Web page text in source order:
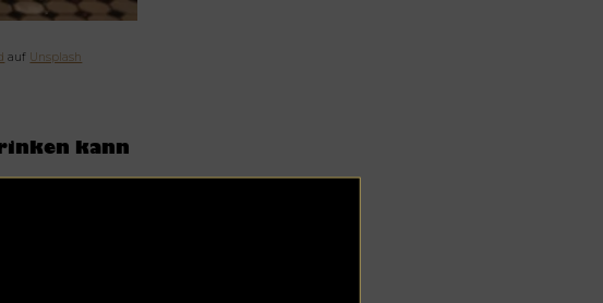
auf Unsplash
kann
einem
Restaurants